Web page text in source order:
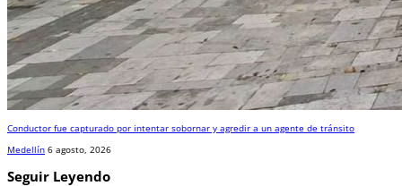
Conductor fue capturado por intentar sobornar y agredir a un agente de tránsito
Medellín 6 agosto, 2026
Seguir Leyendo